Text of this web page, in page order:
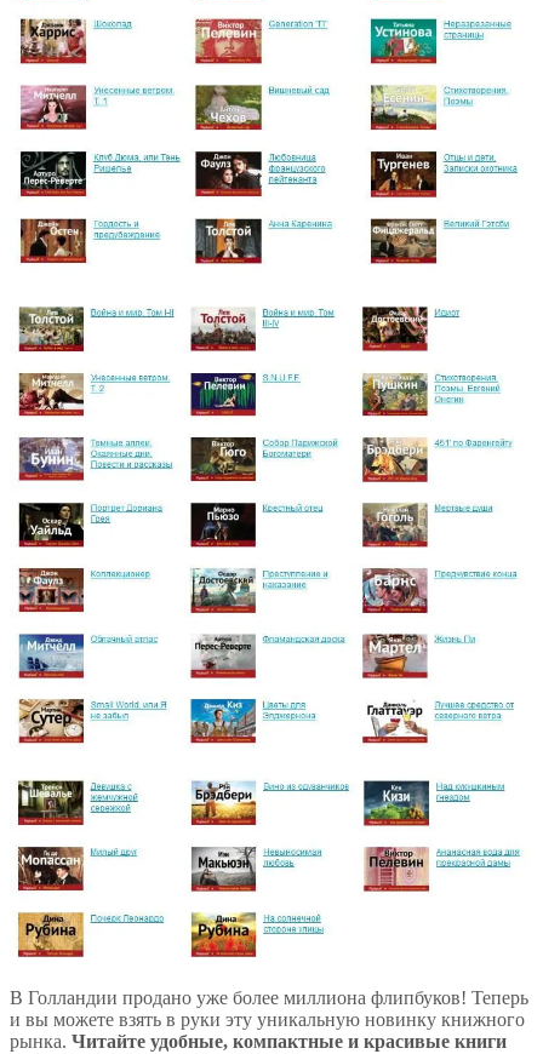
В Голландии продано уже более миллиона флипбуков! Теперь
и вы можете взять в руки эту уникальную новинку книжного
рынка. Читайте удобные, компактные и красивые книги